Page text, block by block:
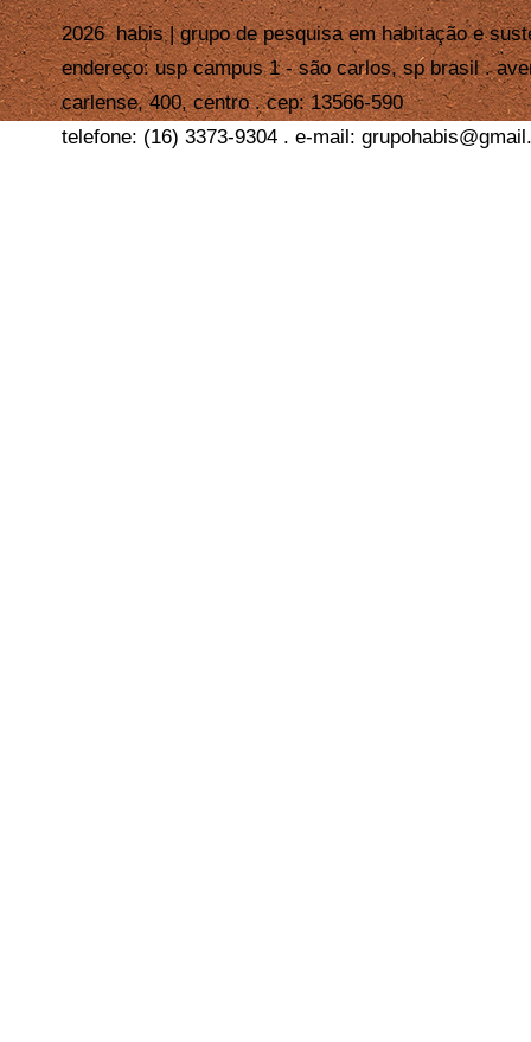
2026 habis | grupo de pesquisa em habitação e
endereço: usp campus 1 - são carlos, sp brasil .
carlense, 400, centro . cep: 13566-590
telefone: (16) 3373-9304 . e-mail: